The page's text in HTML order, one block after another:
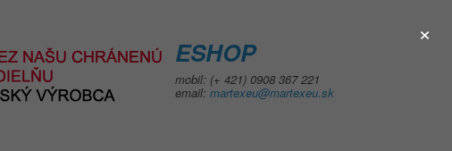
ESHOP
mobil: (+ 421) 0908 367 221
email: martexeu@martexeu.sk
×